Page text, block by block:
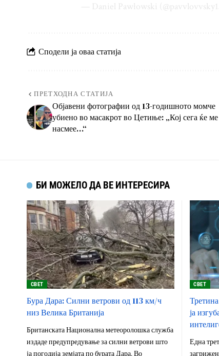
— Daniel Pawłowski
Сподели ја оваа статија
ПРЕТХОДНА СТАТИЈА
Објавени фотографии од 13-годишното момче
убиено во масакрот во Цетиње: „Кој сега ќе ме
насмее…“
БИ МОЖЕЛО ДА ВЕ ИНТЕРЕСИРА
СВЕТ
Бура Дара: Силни ветрови од 113 км/ч
низ Велика Британија
Британската Национална метеоролошка служба
издаде предупредување за силни ветрови што
ја погодија земјата по бурата Дара. Во
СВЕТ
ја
Една